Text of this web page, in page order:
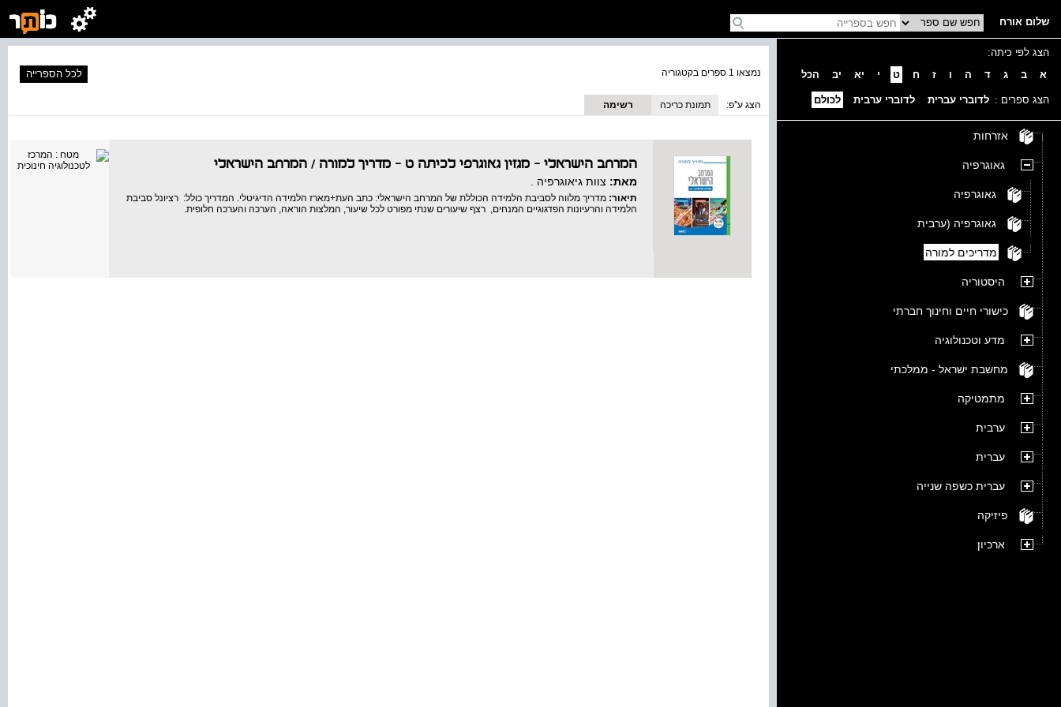
שלום אורח
הצג לפי כיתה:
א
ב ג ד ה ו ז ח ט י יא יב הכל
הצג ספרים : לדוברי עברית לדוברי ערבית לכולם
אזרחות
גאוגרפיה
גאוגרפיה
גאוגרפיה (ערבית
מדריכים למורה
היסטוריה
כישורי חיים וחינוך חברתי
מדע וטכנולוגיה
מחשבת ישראל - ממלכתי
מתמטיקה
ערבית
עברית
עברית כשפה שנייה
פיזיקה
ארכיון
נמצאו 1 ספרים בקטגוריה לכל הספרייה
הצג ע''פ: תמונת כריכה רשימה
המרחב הישראלי – מגזין גאוגרפי לכיתה ט - מדריך למורה / המרחב הישראלי
מאת: צוות גיאוגרפיה .
תיאור: מדריך מלווה לסביבת הלמידה הכוללת של המרחב הישראלי: כתב העת+מארז הלמידה הדיגיטלי. המדריך כולל: רציונל סביבת
הלמידה והרעיונות הפדגוגיים המנחים, רצף שיעורים שנתי מפורט לכל שיעור, המלצות הוראה, הערכה והערכה חלופית.